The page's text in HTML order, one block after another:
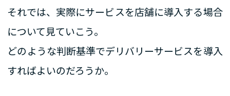
それでは、実際にサービスを店舗に導入する場合
について見ていこう。
どのような判断基準でデリバリーサービスを導入
すればよいのだろうか。